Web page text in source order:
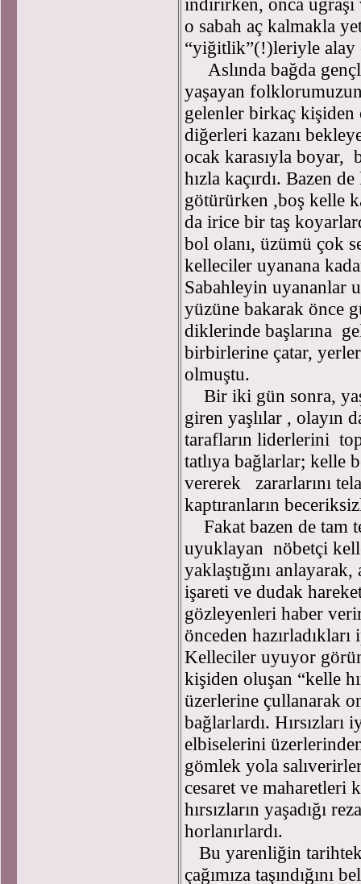
o sabah aç kalmakla
“yiğitlik”(!)leriyle
Aslında bağda
yaşayan
gelenler birkaç kişiden
diğerleri kazanı
ocak karasıyla boyar,
hızla kaçırdı. Bazen
götürürken ,boş kelle
da irice bir taş
bol olanı, üzümü çok
kelleciler uyanana
Sabahleyin
yüzüne bakarak önce
diklerinde başlarına
birbirlerine çatar,
olmuştu.
Bir iki gün sonra,
giren yaşlılar , olayın
tarafların liderlerini
tatlıya bağlarlar; kelle
vererek zararlarını
kaptıranların
Fakat bazen de tam
uyuklayan nöbetçi
yaklaştığını anlayarak,
işareti ve dudak
gözleyenleri haber
önceden
Kelleciler uyuyor
kişiden oluşan “kelle
üzerlerine çullanarak
bağlarlardı.
elbiselerini
gömlek yola
cesaret ve
hırsızların yaşadığı
horlanırlardı.
Bu yarenliğin
çağımıza